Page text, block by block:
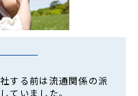
する前は流通関係の派
ていました。